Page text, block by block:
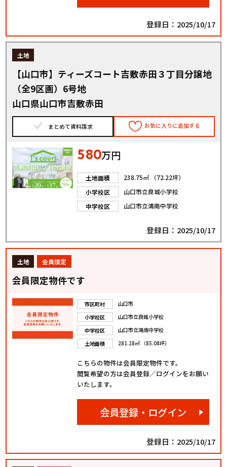
登録日：2025/10/17
土地
【山口市】ティーズコート吉敷赤田３丁目分譲地
（全9区画）6号地
山口県山口市吉敷赤田
まとめて資料請求 お気に入りに追加する
580万円
土地面積
238.75㎡ （72.22坪）
小学校区
山口市立良城小学校
中学校区
山口市立鴻南中学校
登録日：2025/10/17
土地 会員限定
会員限定物件です
市区町村
山口市
小学校区
山口市立良城小学校
中学校区
山口市立鴻南中学校
土地面積
281.28㎡ （85.08坪）
こちらの物件は会員限定物件です。
閲覧希望の方は会員登録／ログインをお願い
いたします。
会員登録・ログイン
登録日：2025/10/17